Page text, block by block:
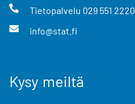
Tietopalvelu 029 551 2220
info@stat.fi
Kysy meiltä